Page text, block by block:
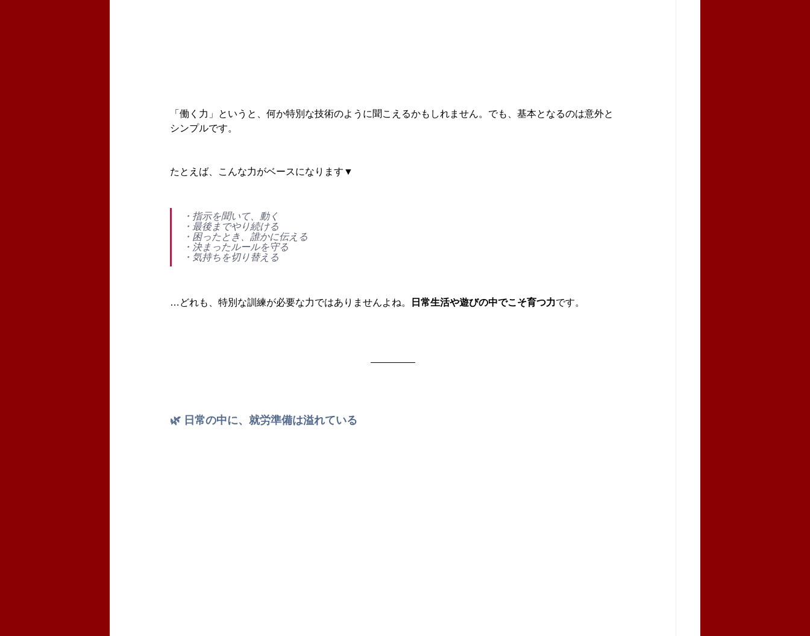
「働く力」というと、何か特別な技術のように聞こえるかもしれません。でも、基本となるのは意外と
シンプルです。
たとえば、こんな力がベースになります▼
・指示を聞いて、動く
・最後までやり続ける
・困ったとき、誰かに伝える
・決まったルールを守る
・気持ちを切り替える
…どれも、特別な訓練が必要な力ではありませんよね。 日常生活や遊びの中でこそ育つ力です。
🌿 日常の中に、就労準備は溢れている